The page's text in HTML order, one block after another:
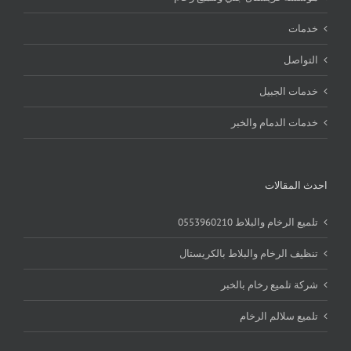
خدمات
التواصل
خدمات الجبيل
خدمات الدمام والخبر
احدث المقالات
تلميع الرخام والبلاط 0553960210
تنظيف الرخام والبلاط بالكريستال
شركة تلميع رخام بالخبر
تلميع سلالم الرخام